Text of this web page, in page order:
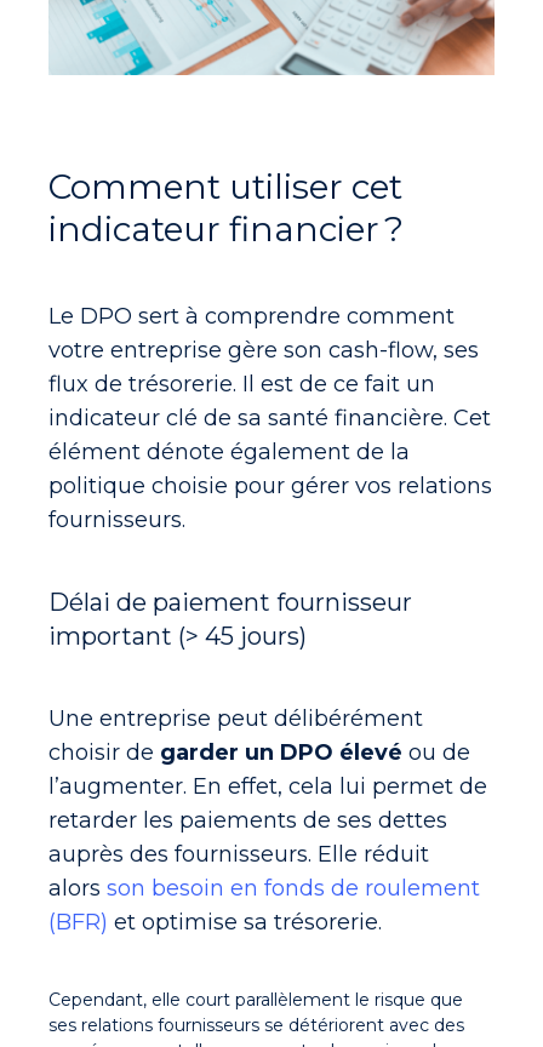
Comment utiliser cet
indicateur financier ?
Le DPO sert à comprendre comment
votre entreprise gère son cash-flow, ses
flux de trésorerie. Il est de ce fait un
indicateur clé de sa santé financière. Cet
élément dénote également de la
politique choisie pour gérer vos relations
fournisseurs.
Délai de paiement fournisseur
important (> 45 jours)
Une entreprise peut délibérément
choisir de garder un DPO élevé ou de
l’augmenter. En effet, cela lui permet de
retarder les paiements de ses dettes
auprès des fournisseurs. Elle réduit
alors son besoin en fonds de roulement
(BFR) et optimise sa trésorerie.
Cependant, elle court parallèlement le risque que
ses relations fournisseurs se détériorent avec des